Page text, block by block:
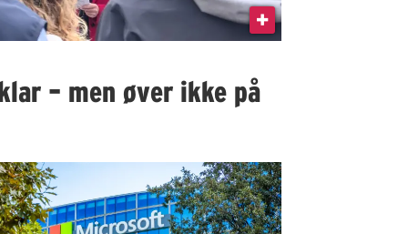
– men øver ikke på